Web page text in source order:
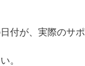
付が、実際のサ
。